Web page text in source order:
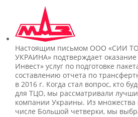
Настоящим письмом ООО «СИИ
УКРАИНА» подтверждает
Инвест» услуг по подготовке
составлению отчета по
в 2016 г. Когда стал вопрос, кто
для ТЦО, мы рассматривали
компании Украины. Из множества
числе Большой четверки, мы